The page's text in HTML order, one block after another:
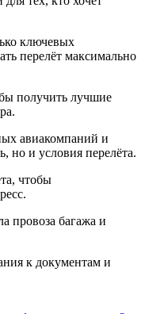
ключевых
перелёт максимально
получить лучшие
авиакомпаний и
но и условия перелёта.
чтобы
провоза багажа и
к документам и